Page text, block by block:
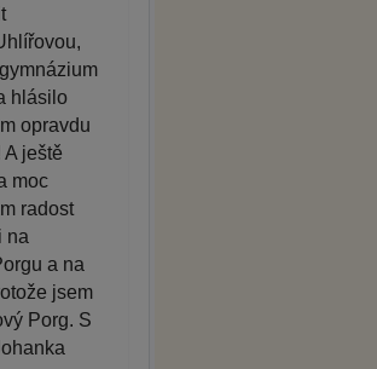
hlásilo
opravdu
ještě
moc
radost
na
a na
jsem
Porg. S